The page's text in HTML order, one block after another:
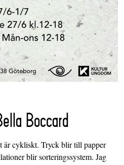
Boccard
är cykliskt. Tryck blir till papper
blir sorteringssystem. Jag